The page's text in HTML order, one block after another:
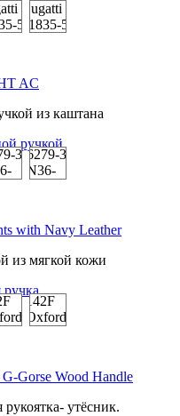
AC
из каштана
with Navy Leather
из мягкой кожи
Gorse Wood Handle
утёсник.